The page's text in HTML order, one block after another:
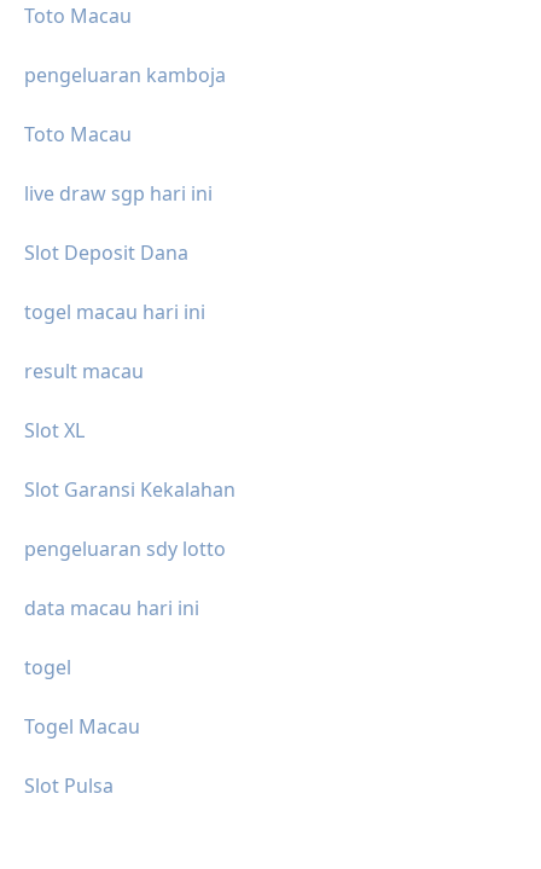
Toto Macau
pengeluaran kamboja
Toto Macau
live draw sgp hari ini
Slot Deposit Dana
togel macau hari ini
result macau
Slot XL
Slot Garansi Kekalahan
pengeluaran sdy lotto
data macau hari ini
togel
Togel Macau
Slot Pulsa